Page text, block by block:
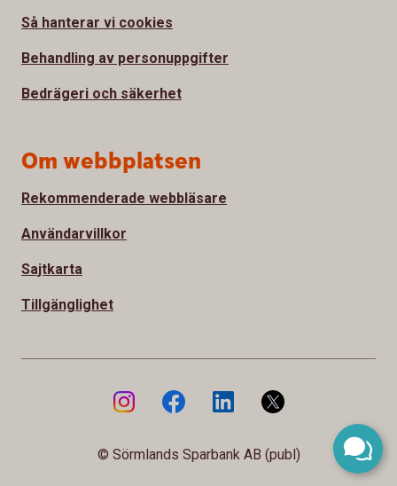
Så hanterar vi cookies
Behandling av personuppgifter
Bedrägeri och säkerhet
Om webbplatsen
Rekommenderade webbläsare
Användarvillkor
Sajtkarta
Tillgänglighet
© Sörmlands Sparbank AB (publ)